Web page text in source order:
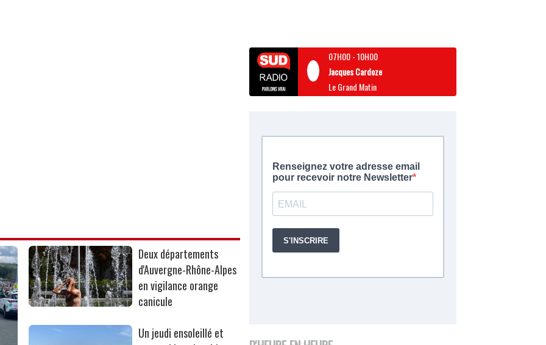
Deux départements
d'Auvergne-Rhône-Alpes
en vigilance orange
canicule
Un jeudi ensoleillé et
07H00-10H00
Jacques Cardoze
Le Grand Matin